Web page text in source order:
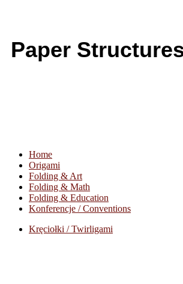
Paper
Home
Origami
Folding & Art
Folding & Math
Folding & Education
Konferencje / Conventions
Kręciołki / Twirligami